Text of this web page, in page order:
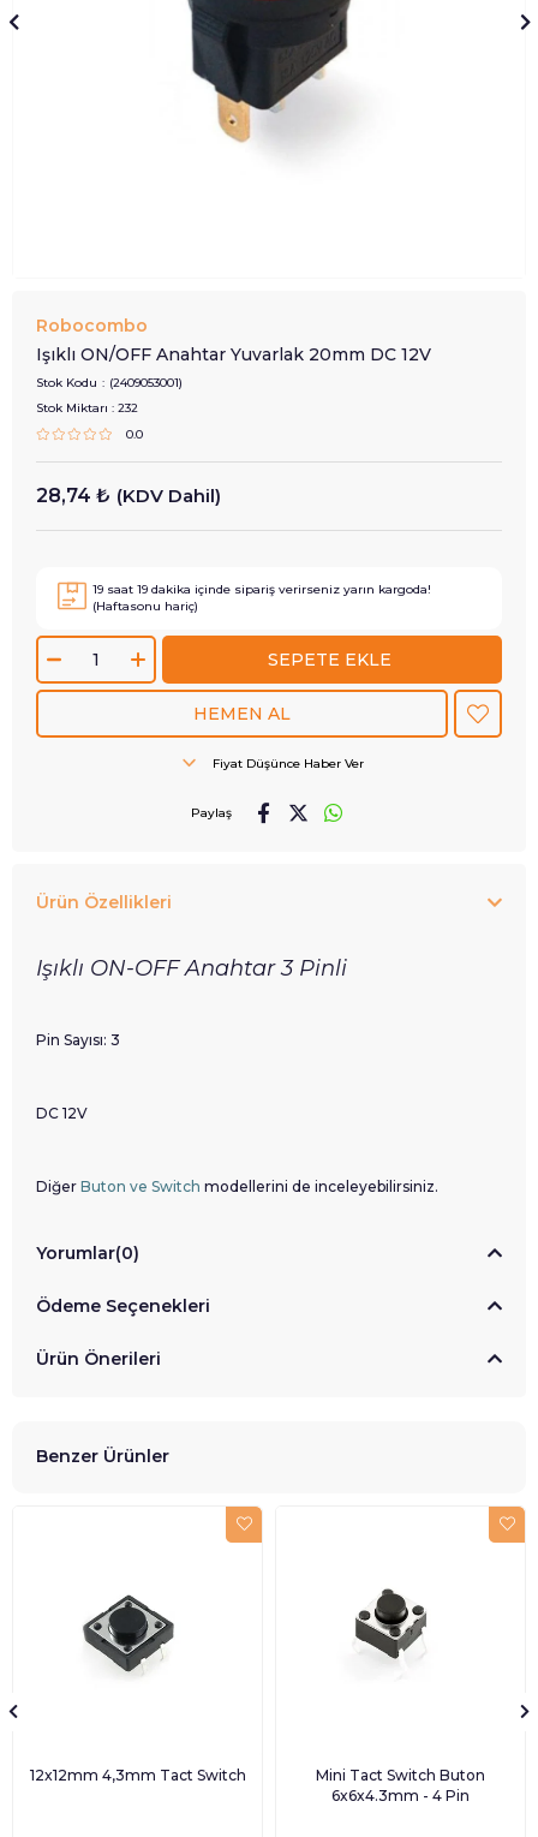
Robocombo
Işıklı ON/OFF Anahtar Yuvarlak 20mm DC 12V
Stok Kodu
(2409053001)
Stok Miktarı : 232
0.0
28,74 ₺ (KDV Dahil)
19 saat 19 dakika içinde sipariş verirseniz yarın kargoda!
(Haftasonu hariç)
Fiyat Düşünce Haber Ver
Paylaş
Ürün Özellikleri
Işıklı ON-OFF Anahtar 3 Pinli
Pin Sayısı: 3
DC 12V
Diğer Buton ve Switch modellerini de inceleyebilirsiniz.
Yorumlar(0)
Ödeme Seçenekleri
Ürün Önerileri
Benzer Ürünler
12x12mm 4,3mm Tact Switch
Mini Tact Switch Buton
6x6x4.3mm - 4 Pin